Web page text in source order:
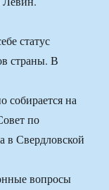
статус
страны. В
на
по
в Свердловской
вопросы